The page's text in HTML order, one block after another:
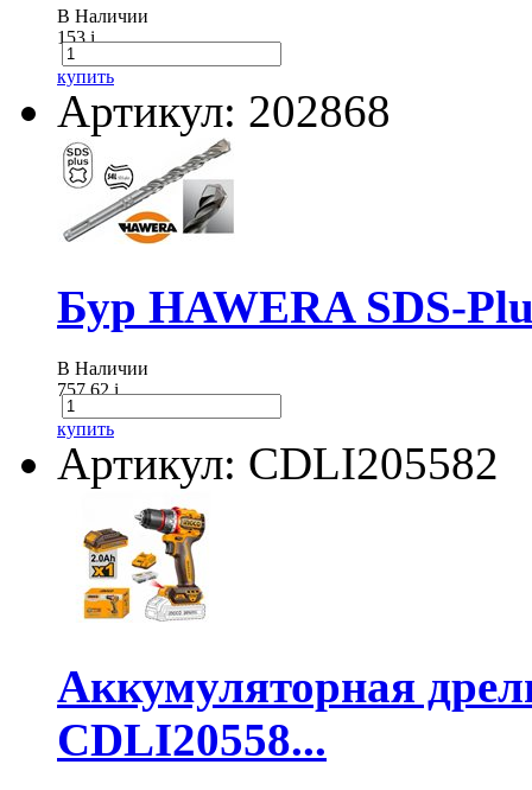
В Наличии
153i
купить
Артикул: 202868
Бур HAWERA SDS-
В Наличии
757.62i
купить
Артикул: CDLI205582
Аккумуляторная
CDLI20558...